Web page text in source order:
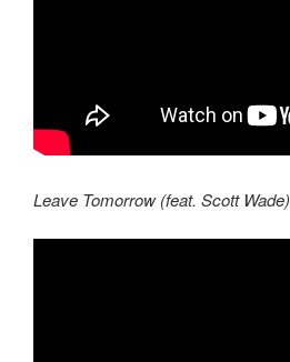
Leave Tomorrow (feat. Scott Wade)